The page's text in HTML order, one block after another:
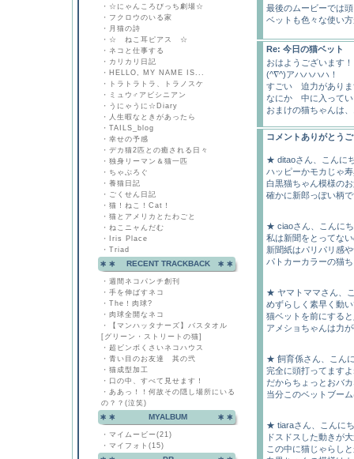
・ ☆にゃんころびっち劇場☆
・ フクロウのいる家
・ 月猫の詩
・ ☆ ねこ耳ピアス ☆
・ ネコと仕事する
・ カリカリ日記
・ HELLO, MY NAME IS...
・
トラトラトラ、トラノスケ
・ ミュウ♂アビシニアン
・ うにゃうに☆Diary
・ 人生暇なときがあったら
・ TAILS_blog
・ 幸せの予感
・ デカ猫2匹との癒される日々
・ 独身リーマン＆猫一匹
・ ちゃぶろぐ
・ 養猫日記
・ ごくせん日記
・ 猫！ねこ！Cat！
・ 猫とアメリカとたわごと
・ ねこニャんだむ
・
Iris Place
・ Triad
RECENT TRACKBACK
・ 週間ネコパンチ創刊
・ 手を伸ばすネコ
・ The！肉球?
・ 肉球全開なネコ
・
【マンハッタナーズ】バスタオル
[グリーン・ストリートの猫]
・ 超ビンボくさいネコハウス
・ 青い目のお友達 其の弐
・ 猫成型加工
・ 口の中、すべて見せます！
・ ああっ！！何故その隠し場所にいる
の？？(泣笑)
MYALBUM
・ マイムービー(21)
・ マイフォト(15)
最後のムービーでは
ベットも色々な使い
Re: 今日の猫ベット
おはようございます！
(^∇^)アハハハハ！
すごい 迫力がありま
なにか 中に入ってい
おまけの猫ちゃんは
コメントありがとう
★ ditaoさん、こんに
ハッピーかモカじゃ
白黒猫ちゃん模様の
確かに新郎っぽい柄
★ ciaoさん、こんに
私は新聞をとってな
新聞紙はパリパリ感
パトカーカラーの猫
★ ヤマトママさん、
めずらしく素早く動
猫ベットを前にする
アメショちゃんは力
★ 飼育係さん、こん
完全に頭打ってます
だからちょっとおバ
当分このベットブー
★ tiaraさん、こんに
ドスドスした動きが
この中に猫じゃらし